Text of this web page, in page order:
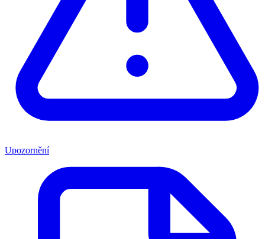
Upozornění